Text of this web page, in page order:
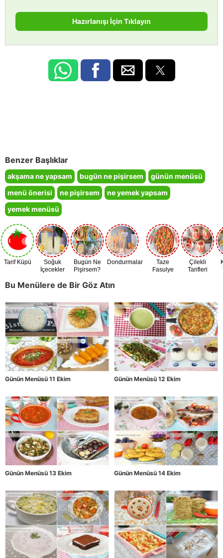
Hazırlanışı İçin Tıklayın
Benzer Başlıklar
akşama ne yapsam bugün ne pişirsem
günün menüsü
menü önerisi
ne pişirsem
ne yemek yapsam
yemek menüsü
Tarif Küpü
Soğuk
İçecekler
Bugün Ne
Pişirsem?
Dondurmalar
Taze
Fasulye
Çilekli
Tarifleri
Bu Menülere de Bir Göz Atın
Günün Menüsü 11 Ekim Günün Menüsü 12 Ekim
Günün Menüsü 13 Ekim Günün Menüsü 14 Ekim